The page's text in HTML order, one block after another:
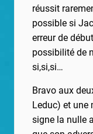
réussit
possible si
erreur de
possibilité de
si,si,si…
Bravo aux
Leduc) et une
signe la nulle